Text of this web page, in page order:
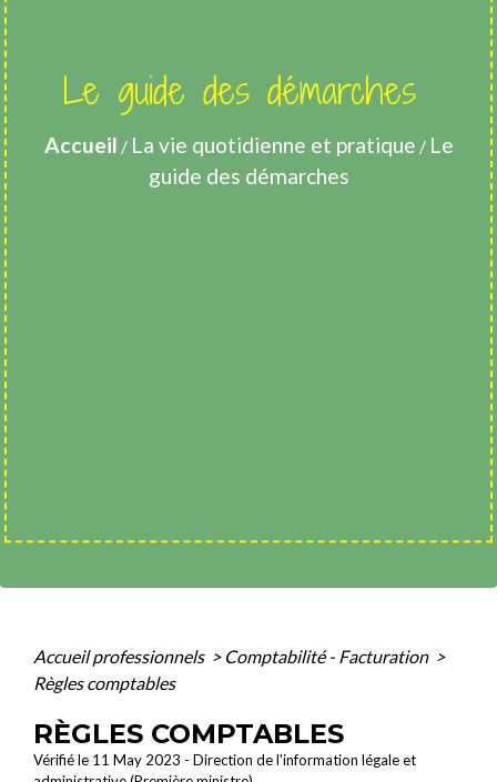
Le guide des démarches
Accueil / La vie quotidienne et pratique / Le
guide des démarches
Accueil professionnels > Comptabilité - Facturation >
Règles comptables
RÈGLES COMPTABLES
Vérifié le 11 May 2023 - Direction de l'information légale et